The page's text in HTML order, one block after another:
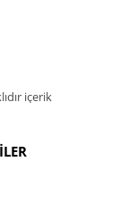
içerik